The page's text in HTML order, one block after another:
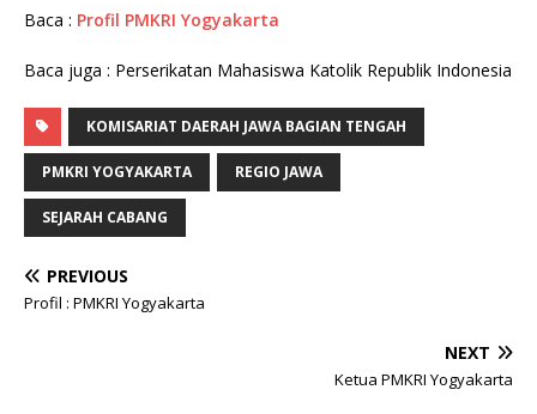
Baca : Profil PMKRI Yogyakarta
Baca juga : Perserikatan Mahasiswa Katolik Republik Indonesia
KOMISARIAT DAERAH JAWA BAGIAN TENGAH
PMKRI YOGYAKARTA REGIO JAWA
SEJARAH CABANG
PREVIOUS
Profil : PMKRI Yogyakarta
NEXT
Ketua PMKRI Yogyakarta